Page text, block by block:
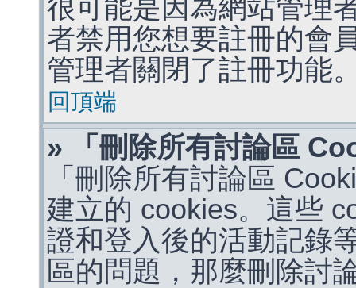
很可能是因為網站管理
者禁用您想要註冊的會
管理者關閉了註冊功能
回頂端
» 「刪除所有討論區
「刪除所有討論區
建立的 cookies。這些
證和登入後的活動記錄
區的問題，那麼刪除討